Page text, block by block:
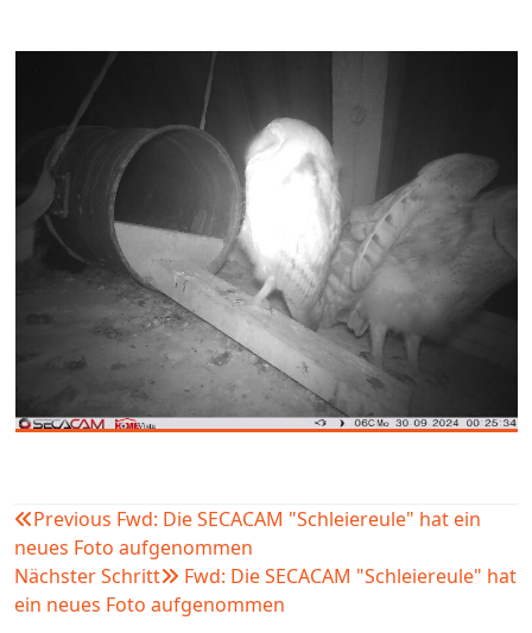
Beitragsnavigation
Previous Fwd: Die SECACAM "Schleiereule" hat ein
neues Foto aufgenommen
Nächster Schritt
Fwd: Die SECACAM "Schleiereule" hat
ein neues Foto aufgenommen